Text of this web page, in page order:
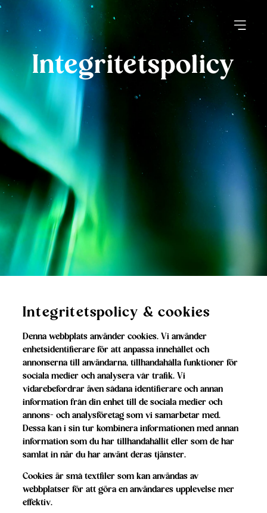
Integritets­policy
Integritetspolicy & cookies
Denna webbplats använder cookies. Vi använder
enhetsidentifierare för att anpassa innehållet och
annonserna till användarna, tillhandahålla funktioner för
sociala medier och analysera vår trafik. Vi
vidarebefordrar även sådana identifierare och annan
information från din enhet till de sociala medier och
annons- och analysföretag som vi samarbetar med.
Dessa kan i sin tur kombinera informationen med annan
information som du har tillhandahållit eller som de har
samlat in när du har använt deras tjänster.
Cookies är små textfiler som kan användas av
webbplatser för att göra en användares upplevelse mer
effektiv.